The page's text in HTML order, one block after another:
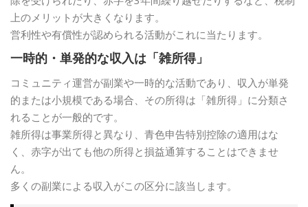
上のメリットが大きくなります。
営利性や有償性が認められる活動がこれに当たります。
一時的・単発的な収入は「雑所得」
コミュニティ運営が副業や一時的な活動であり、収入が単発
的または小規模である場合、その所得は「雑所得」に分類さ
れることが一般的です。
雑所得は事業所得と異なり、青色申告特別控除の適用はな
く、赤字が出ても他の所得と損益通算することはできませ
ん。
多くの副業による収入がこの区分に該当します。